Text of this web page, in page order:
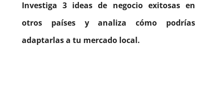
Investiga 3 ideas de negocio exitosas en
otros países y analiza cómo podrías
adaptarlas a tu mercado local.